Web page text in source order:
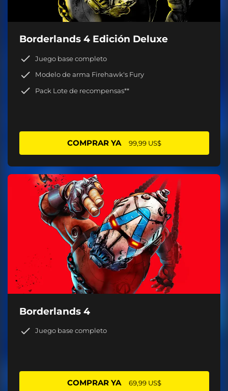
Borderlands 4 Edición Deluxe
Juego base completo
Modelo de arma Firehawk's Fury
Pack Lote de recompensas**
COMPRAR YA 99,99 US$
Borderlands 4
Juego base completo
COMPRAR YA 69,99 US$